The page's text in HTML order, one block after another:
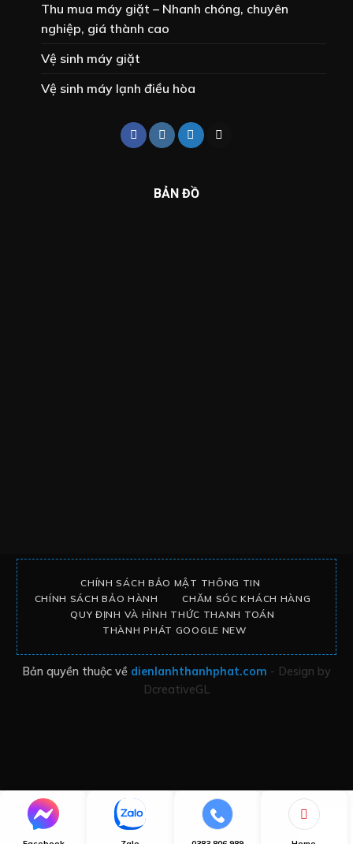
Thu mua máy giặt – Nhanh chóng, chuyên
nghiệp, giá thành cao
Vệ sinh máy giặt
Vệ sinh máy lạnh điều hòa
BẢN ĐỒ
CHÍNH SÁCH BẢO MẬT THÔNG TIN
CHÍNH SÁCH BẢO HÀNH
CHĂM SÓC KHÁCH HÀNG
QUY ĐỊNH VÀ HÌNH THỨC THANH TOÁN
THÀNH PHÁT GOOGLE NEW
Bản quyền thuộc về dienlanhthanhphat.com - Design by
DcreativeGL